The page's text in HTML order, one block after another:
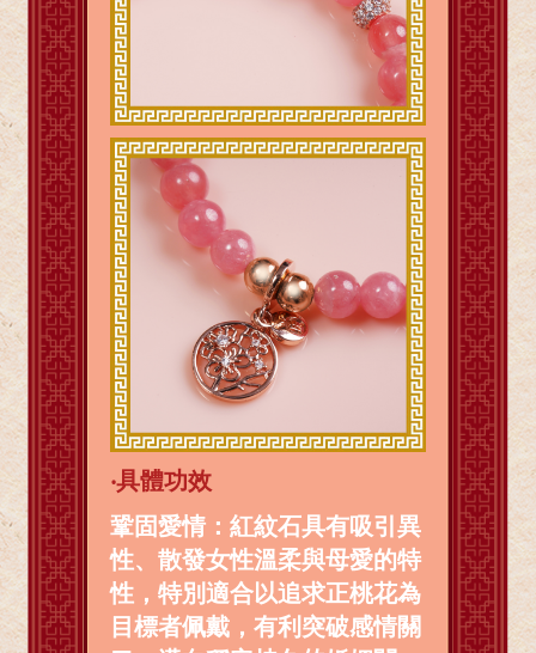
‧具體功效
鞏固愛情：紅紋石具有吸引異
性、散發女性溫柔與母愛的特
性，特別適合以追求正桃花為
目標者佩戴，有利突破感情關